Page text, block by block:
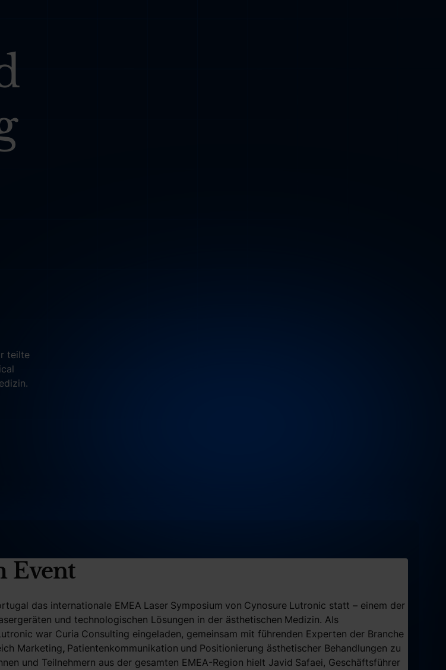
teilte
Event
das internationale EMEA Laser Symposium von Cynosure Lutronic statt – einem der
und technologischen Lösungen in der ästhetischen Medizin. Als
war Curia Consulting eingeladen, gemeinsam mit führenden Experten der Branche
Marketing, Patientenkommunikation und Positionierung ästhetischer Behandlungen zu
und Teilnehmern aus der gesamten EMEA-Region hielt Javid Safaei, Geschäftsführer